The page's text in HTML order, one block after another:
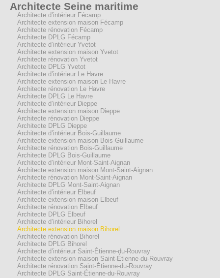
Architecte Seine maritime
Architecte d’intérieur Fécamp
Architecte extension maison Fécamp
Architecte rénovation Fécamp
Architecte DPLG Fécamp
Architecte d’intérieur Yvetot
Architecte extension maison Yvetot
Architecte rénovation Yvetot
Architecte DPLG Yvetot
Architecte d’intérieur Le Havre
Architecte extension maison Le Havre
Architecte rénovation Le Havre
Architecte DPLG Le Havre
Architecte d’intérieur Dieppe
Architecte extension maison Dieppe
Architecte rénovation Dieppe
Architecte DPLG Dieppe
Architecte d’intérieur Bois-Guillaume
Architecte extension maison Bois-Guillaume
Architecte rénovation Bois-Guillaume
Architecte DPLG Bois-Guillaume
Architecte d’intérieur Mont-Saint-Aignan
Architecte extension maison Mont-Saint-Aignan
Architecte rénovation Mont-Saint-Aignan
Architecte DPLG Mont-Saint-Aignan
Architecte d’intérieur Elbeuf
Architecte extension maison Elbeuf
Architecte rénovation Elbeuf
Architecte DPLG Elbeuf
Architecte d’intérieur Bihorel
Architecte extension maison Bihorel
Architecte rénovation Bihorel
Architecte DPLG Bihorel
Architecte d’intérieur Saint-Étienne-du-Rouvray
Architecte extension maison Saint-Étienne-du-Rouvray
Architecte rénovation Saint-Étienne-du-Rouvray
Architecte DPLG Saint-Étienne-du-Rouvray